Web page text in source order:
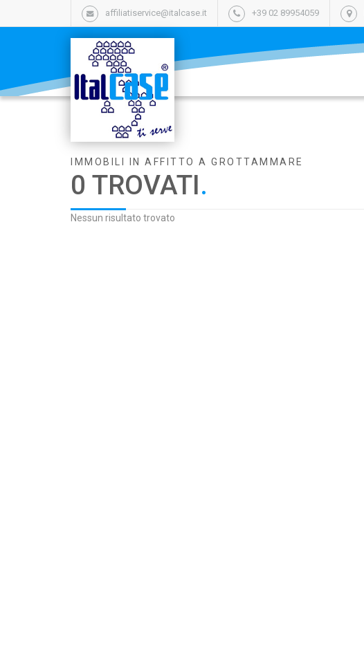
affiliatiservice@italcase.it +39 02 89954059
IMMOBILI IN AFFITTO A GROTTAMMARE
0 TROVATI.
Nessun risultato trovato